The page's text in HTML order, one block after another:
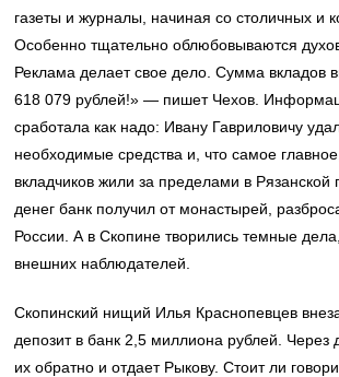
газеты и журналы, начиная со столичных и
Особенно тщательно облюбовываются
Реклама делает свое дело. Сумма вкладов
618 079 рублей!» — пишет Чехов.
сработала как надо: Ивану Гавриловичу
необходимые средства и, что самое
вкладчиков жили за пределами в Рязанской
денег банк получил от монастырей,
России. А в Скопине творились темные
внешних наблюдателей.
Скопинский нищий Илья Краснопевцев
депозит в банк 2,5 миллиона рублей. Через
их обратно и отдает Рыкову. Стоит ли